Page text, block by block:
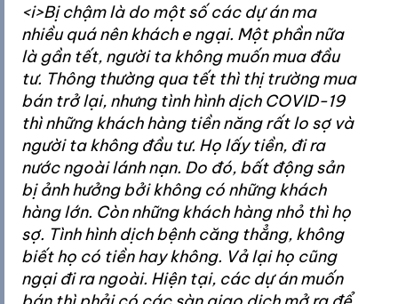
<i>Bị chậm là do một số các dự án ma
nhiều quá nên khách e ngại. Một phần nữa
là gần tết, người ta không muốn mua đầu
tư. Thông thường qua tết thì thị trường mua
bán trở lại, nhưng tình hình dịch COVID-19
thì những khách hàng tiền năng rất lo sợ và
người ta không đầu tư. Họ lấy tiền, đi ra
nước ngoài lánh nạn. Do đó, bất động sản
bị ảnh hưởng bởi không có những khách
hàng lớn. Còn những khách hàng nhỏ thì họ
sợ. Tình hình dịch bệnh căng thẳng, không
biết họ có tiền hay không. Vả lại họ cũng
ngại đi ra ngoài. Hiện tại, các dự án muốn